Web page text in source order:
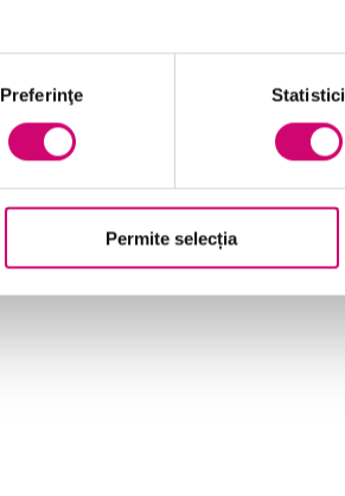
Preferinţe Statistici
Permite selecția